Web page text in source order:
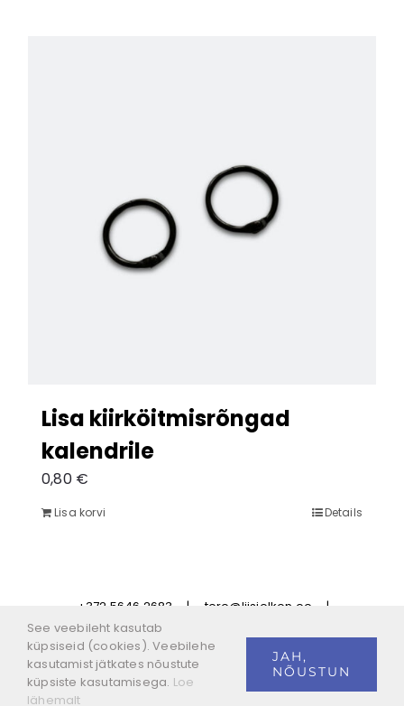
Lisa kiirköitmisrõngad
kalendrile
0,80 €
Lisa korvi Details
+372 5646 2683 |tere@liisielken.ee |
Privaatsustingimused
FacebookInstagram
See veebileht kasutab
küpsiseid (cookies). Veebilehe
kasutamist jätkates nõustute
küpsiste kasutamisega. Loe
lähemalt
JAH,
NÕUSTUN